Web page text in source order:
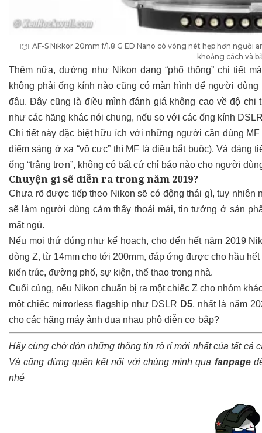
AF-S Nikkor 20mm f/1.8 G ED Nano có vòng nét hẹp hơn
khoảng cách và
Thêm nữa, dường như Nikon đang “phổ thông” chi tiết
không phải ống kính nào cũng có màn hình để người
đâu. Đây cũng là điều mình đánh giá không cao về độ
như các hãng khác nói chung, nếu so với các ống kính
Chi tiết này đặc biệt hữu ích với những người cần dùng
điểm sáng ở xa “vô cực” thì MF là điều bắt buộc). Và đáng
ống “trắng trơn”, không có bất cứ chỉ báo nào cho người
Chuyện gì sẽ diễn ra trong năm 2019?
Chưa rõ được tiếp theo Nikon sẽ có động thái gì, tuy
sẽ làm người dùng cảm thấy thoải mái, tin tưởng ở sản
mất ngủ.
Nếu mọi thứ đúng như kế hoạch, cho đến hết năm 2019
dòng Z, từ 14mm cho tới 200mm, đáp ứng được cho hầu
kiến trúc, đường phố, sự kiện, thể thao trong nhà.
Cuối cùng, nếu Nikon chuẩn bị ra một chiếc Z cho nhóm
một chiếc mirrorless flagship như DSLR D5, nhất là năm
cho các hãng máy ảnh đua nhau phô diễn cơ bắp?
Hãy cùng chờ đón những thông tin rò rỉ mới nhất của tất cả
Và cũng đừng quên kết nối với chúng mình qua fanpage
nhé